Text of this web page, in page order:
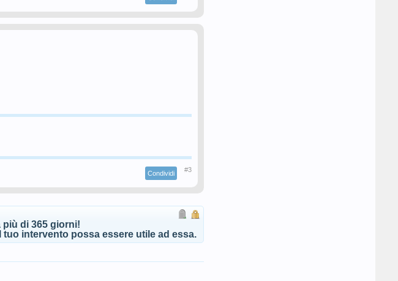
Condividi #3
più di 365 giorni!
intervento possa essere utile ad essa.